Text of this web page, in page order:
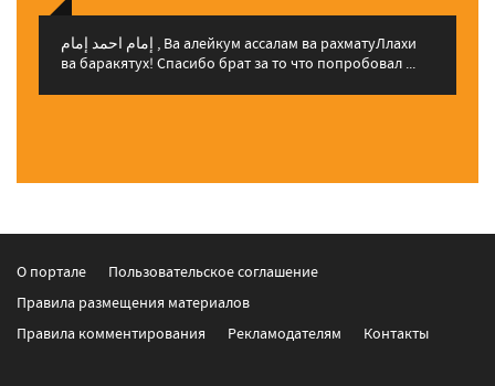
إمام احمد إمام , Ва алейкум ассалам ва рахматуЛлахи
ва баракятух! Спасибо брат за то что попробовал ...
О портале
Пользовательское соглашение
Правила размещения материалов
Правила комментирования
Рекламодателям Контакты